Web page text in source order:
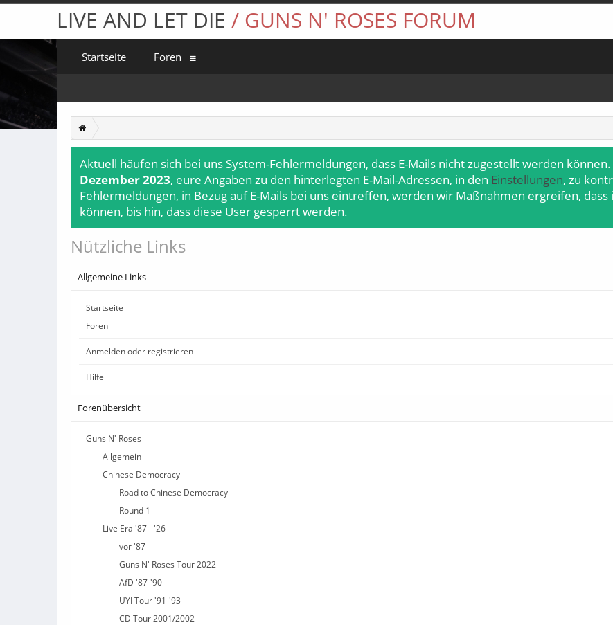
Aktuell häufen sich bei uns System-Fehlermeldungen, dass E-Mails nicht zugestellt werden
Dezember 2023, eure Angaben zu den hinterlegten E-Mail-Adressen, in den Einstellungen, zu
Fehlermeldungen, in Bezug auf E-Mails bei uns eintreffen, werden wir Maßnahmen ergreifen,
können, bis hin, dass diese User gesperrt werden.
Nützliche Links
Allgemeine Links
Startseite
Foren
Anmelden oder registrieren
Hilfe
Forenübersicht
Guns N' Roses
Allgemein
Chinese Democracy
Road to Chinese Democracy
Round 1
Live Era '87 - '26
vor '87
Guns N' Roses Tour 2022
AfD '87-'90
UYI Tour '91-'93
CD Tour 2001/2002
LIVE AND LET DIE / GUNS N' ROSES FORUM
Startseite Foren